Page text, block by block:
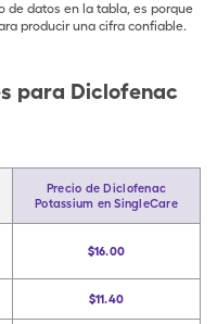
de datos en la tabla, es porque
producir una cifra confiable.
para Diclofenac
Precio de Diclofenac
Potassium en SingleCare
$16.00
$11.40